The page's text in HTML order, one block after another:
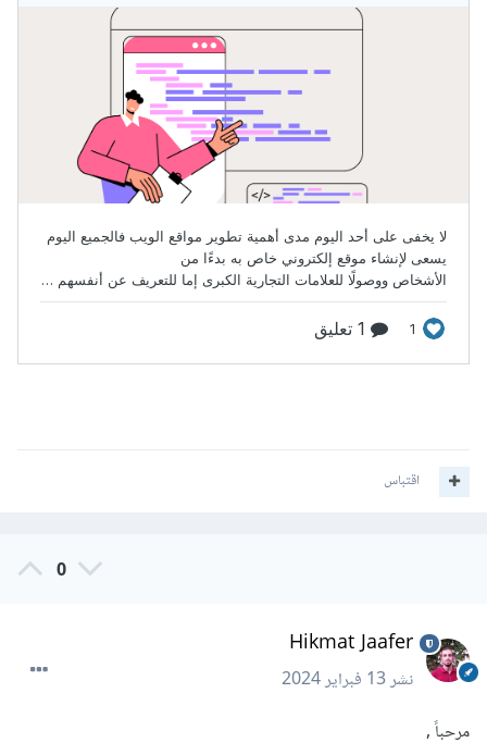
اقتباس
0
Hikmat Jaafer
نشر13 فبراير 2024
مرحباً ,